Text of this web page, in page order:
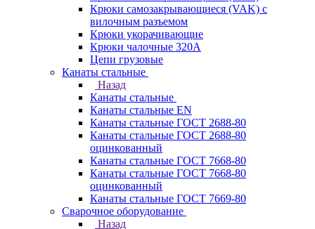
Крюки самозакрывающиеся (VAK) с
вилочным разъемом
Крюки укорачивающие
Крюки чалочные 320А
Цепи грузовые
Канаты стальные
Назад
Канаты стальные
Канаты стальные EN
Канаты стальные ГОСТ 2688-80
Канаты стальные ГОСТ 2688-80
оцинкованный
Канаты стальные ГОСТ 7668-80
Канаты стальные ГОСТ 7668-80
оцинкованный
Канаты стальные ГОСТ 7669-80
Сварочное оборудование
Назад